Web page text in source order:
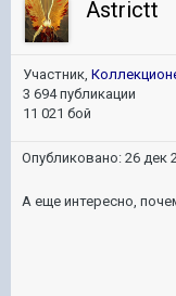
Astrictt
Участник,
3 694 публикации
11 021 бой
Опубликовано: 26 дек
А еще интересно,